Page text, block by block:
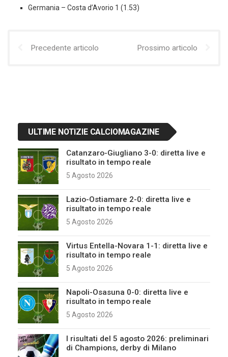
Germania – Costa d’Avorio 1 (1.53)
Precedente articolo Prossimo articolo
ULTIME NOTIZIE CALCIOMAGAZINE
Catanzaro-Giugliano 3-0: diretta live e
risultato in tempo reale
5 Agosto 2026
Lazio-Ostiamare 2-0: diretta live e
risultato in tempo reale
5 Agosto 2026
Virtus Entella-Novara 1-1: diretta live e
risultato in tempo reale
5 Agosto 2026
Napoli-Osasuna 0-0: diretta live e
risultato in tempo reale
5 Agosto 2026
I risultati del 5 agosto 2026: preliminari
di Champions, derby di Milano